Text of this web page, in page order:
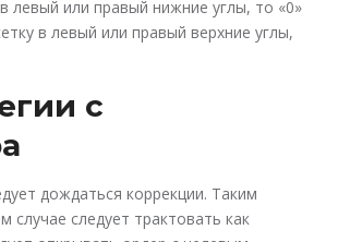
левый или правый нижние углы, то «0»
в левый или правый верхние углы,
с
дождаться коррекции. Таким
следует трактовать как